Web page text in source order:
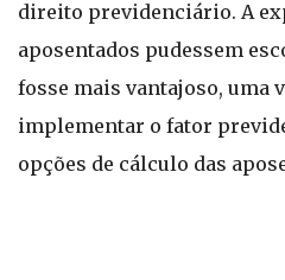
direito previdenciário. A
aposentados pudessem
fosse mais vantajoso, uma
implementar o fator
opções de cálculo das